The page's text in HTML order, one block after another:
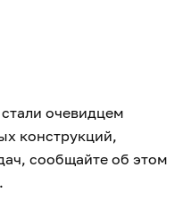
очевидцем
конструкций,
сообщайте об этом